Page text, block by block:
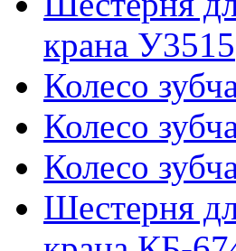
крана У3515
Колесо
Колесо
Колесо
Шестерня